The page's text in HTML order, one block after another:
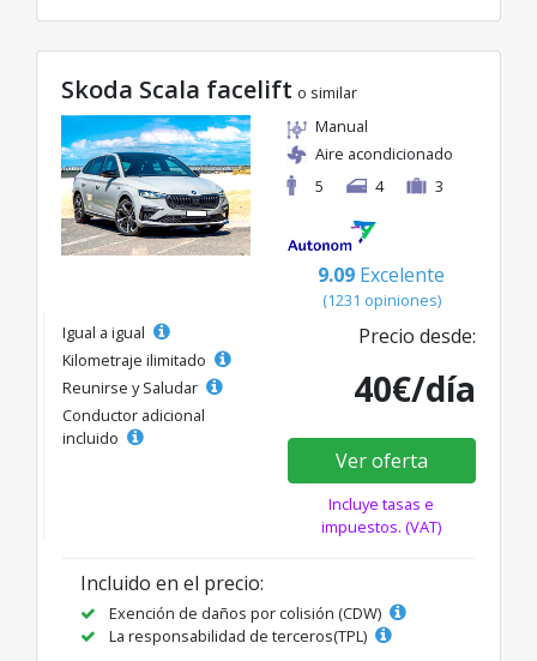
Skoda Scala facelift o similar
Manual
Aire acondicionado
5
4 3
9.09 Excelente
(1231 opiniones)
Igual a igual
Kilometraje ilimitado
Reunirse y Saludar
Conductor adicional
incluido
Precio desde:
40€/día
Ver oferta
Incluye tasas e
impuestos. (VAT)
Incluido en el precio:
Exención de daños por colisión (CDW)
La responsabilidad de terceros(TPL)